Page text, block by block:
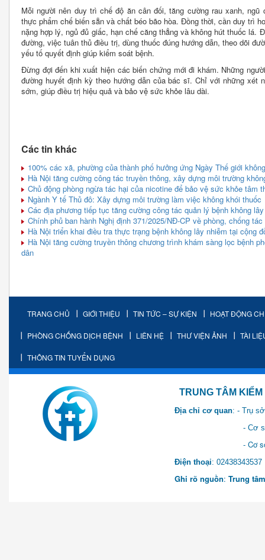
Mỗi người nên duy trì chế độ ăn cân đối, tăng cường rau xanh,
thực phẩm chế biến sẵn và chất béo bão hòa. Đồng thời, cần duy trì
nặng hợp lý, ngủ đủ giấc, hạn chế căng thẳng và không hút thuốc lá.
đường, việc tuân thủ điều trị, dùng thuốc đúng hướng dẫn, theo dõi
yếu tố quyết định giúp kiểm soát bệnh.
Đừng đợi đến khi xuất hiện các biến chứng mới đi khám. Những
đường huyết định kỳ theo hướng dẫn của bác sĩ. Chỉ với những xét
sớm, giúp điều trị hiệu quả và bảo vệ sức khỏe lâu dài.
Các tin khác
100% các xã, phường của thành phố hưởng ứng Ngày Thế giới
Hà Nội tăng cường công tác truyền thông, xây dựng môi trường
Chủ động phòng ngừa tác hại của nicotine để bảo vệ sức khỏe tâm
Ngành Y tế Thủ đô: Xây dựng môi trường làm việc không khói thuốc
Các địa phương tiếp tục tăng cường công tác quản lý bệnh không
Chính phủ ban hành Nghị định 371/2025/NĐ-CP về phòng, chống
Hà Nội triển khai điều tra thực trạng bệnh không lây nhiễm tại cộng
Hà Nội tăng cường truyền thông chương trình khám sàng lọc bệnh
dân
TRANG CHỦ GIỚI THIỆU TIN TỨC – SỰ KIỆN HOẠT ĐỘNG
PHÒNG CHỐNG DỊCH BỆNH LIÊN HỆ THƯ VIỆN ẢNH TÀI
THÔNG TIN TUYỂN DỤNG
TRUNG TÂM KIỂM SOÁT
Địa chỉ cơ quan: - Trụ
- Cơ sở 2: Khu Hành
- Cơ sở 3: Số 1 Ngõ 2
Điện thoại:
Ghi rõ nguồn: Trung